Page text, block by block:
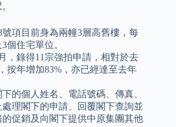
號項目前身為兩幢3層高舊樓，每
個住宅單位。
，錄得11宗強拍申請，相對於去
按年增加83%，亦已經達至去年
的個人姓名、電話號碼、傳真、
理閣下的申請、回覆閣下查詢並
促銷及向閣下提供中原集團其他